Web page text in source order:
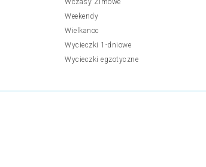
Wczasy Zimowe
Weekendy
Wielkanoc
Wycieczki 1-dniowe
Wycieczki egzotyczne